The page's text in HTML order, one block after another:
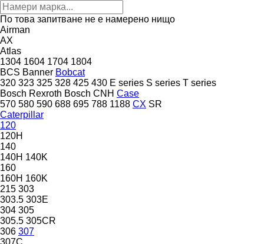
По това запитване не е намерено нищо
Airman
AX
Atlas
1304 1604 1704 1804
BCS Banner Bobcat
320 323 325 328 425 430 E series S series T series
Bosch Rexroth Bosch CNH Case
570 580 590 688 695 788 1188 CX SR
Caterpillar
120
120H
140
140H 140K
160
160H 160K
215 303
303.5 303E
304 305
305.5 305CR
306 307
307C